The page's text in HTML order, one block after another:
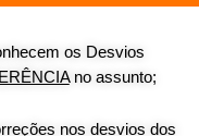
os Desvios
no assunto;
nos desvios dos